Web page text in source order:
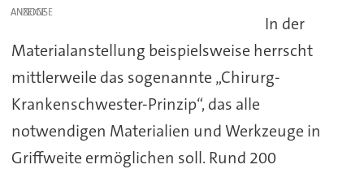
ANZEIGE
In der
Materialanstellung beispielsweise herrscht
mittlerweile das sogenannte „Chirurg-
Krankenschwester-Prinzip“, das alle
notwendigen Materialien und Werkzeuge in
Griffweite ermöglichen soll. Rund 200